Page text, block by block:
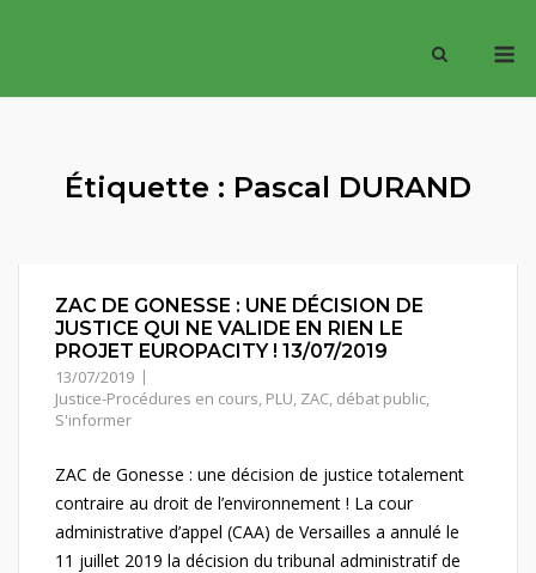
Étiquette : Pascal DURAND
ZAC DE GONESSE : UNE DÉCISION DE
JUSTICE QUI NE VALIDE EN RIEN LE
PROJET EUROPACITY ! 13/07/2019
13/07/2019
Justice-Procédures en cours, PLU, ZAC, débat public,
S'informer
ZAC de Gonesse : une décision de justice totalement
contraire au droit de l’environnement ! La cour
administrative d’appel (CAA) de Versailles a annulé le
11 juillet 2019 la décision du tribunal administratif de